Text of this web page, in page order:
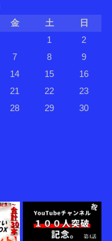
金 土
日
1
2
7 8
9
14 15
16
21 22
23
28 29
30